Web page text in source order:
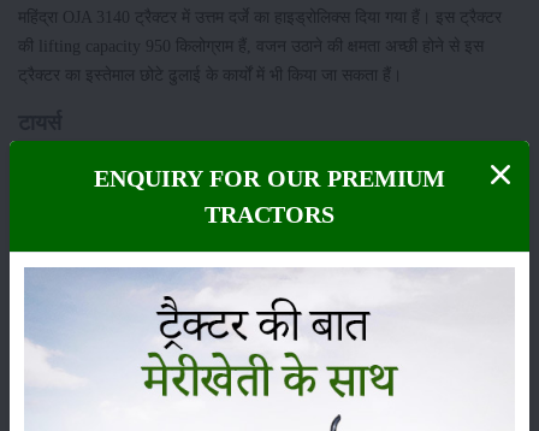
महिंद्रा OJA 3140 ट्रैक्टर में उत्तम दर्जे का हाइड्रोलिक्स दिया गया हैं। इस ट्रैक्टर
की lifting capacity 950 किलोग्राम हैं, वजन उठाने की क्षमता अच्छी होने से इस
ट्रैक्टर का इस्तेमाल छोटे ढुलाई के कार्यों में भी किया जा सकता हैं।
इस ट्रैक्टर के टायर्स की बात करे तो ये ट्रैक्टर 4 Wheel ड्राइव ट्रैक्टर हैं महिंद्रा
OJA 3140 ट्रैक्टर में कंपनी ने 8 X 16 के फ्रंट टायर और 12.4 X 24 के फ्रंट
ये भी पढ़ें:महिंद्रा 585 युवो टेक+ ट्रैक्टर आता है शानदार पावर के साथ
ट्रैक्टर के पीटीओ की पावर
ट्रैक्टर महिंद्रा OJA 3140 में पीटीओ की पावर 34.8 एचपी की दी गयी हैं, जिससे की
पीटीओ से चलने वाले उपकरणों को किसान आसानी से उपयोग कर सकते हैं।
ENQUIRY FOR OUR PREMIUM
TRACTORS